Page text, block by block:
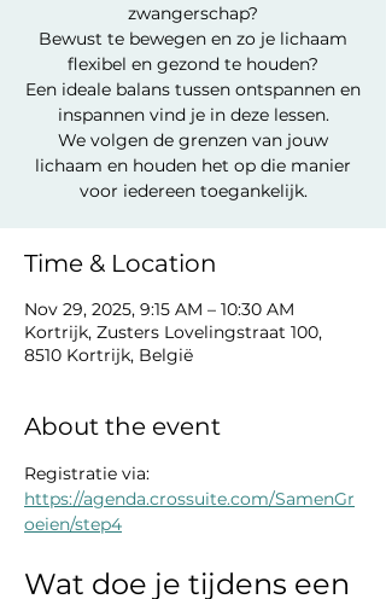
zwangerschap?
Bewust te bewegen en zo je lichaam
flexibel en gezond te houden?
Een ideale balans tussen ontspannen en
inspannen vind je in deze lessen.
We volgen de grenzen van jouw
lichaam en houden het op die manier
voor iedereen toegankelijk.
Time & Location
Nov 29, 2025, 9:15 AM – 10:30 AM
Kortrijk, Zusters Lovelingstraat 100,
8510 Kortrijk, België
About the event
Registratie via:
https://agenda.crossuite.com/SamenGr
oeien/step4
Wat doe je tijdens een